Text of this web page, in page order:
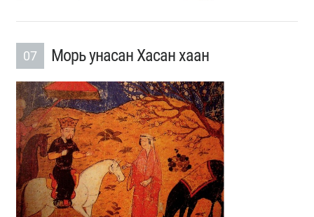
07 Морь унасан Хасан хаан